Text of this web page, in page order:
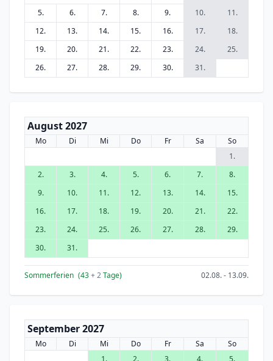
5.
6. 7. 8. 9. 10.
11.
12.
13. 14. 15. 16. 17.
18.
19.
20. 21. 22. 23. 24.
25.
26.
27. 28. 29. 30. 31.
August 2027
Mo Di Mi Do Fr Sa
So
1.
2.
3. 4. 5. 6. 7.
8.
9.
10. 11. 12. 13. 14.
15.
16.
17. 18. 19. 20. 21.
22.
23.
24. 25. 26. 27. 28.
29.
30.
31.
Sommerferien (43+ 2Tage) 02.08. - 13.09.
September 2027
Mo Di Mi Do Fr Sa
So
1.
2. 3. 4.
5.